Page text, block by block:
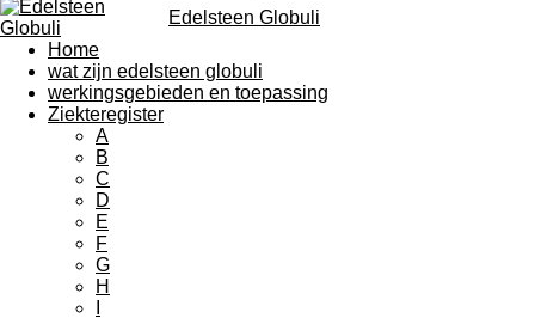
Edelsteen Globuli
Home
wat zijn edelsteen globuli
werkingsgebieden en toepassing
Ziekteregister
A
B
C
D
E
F
G
H